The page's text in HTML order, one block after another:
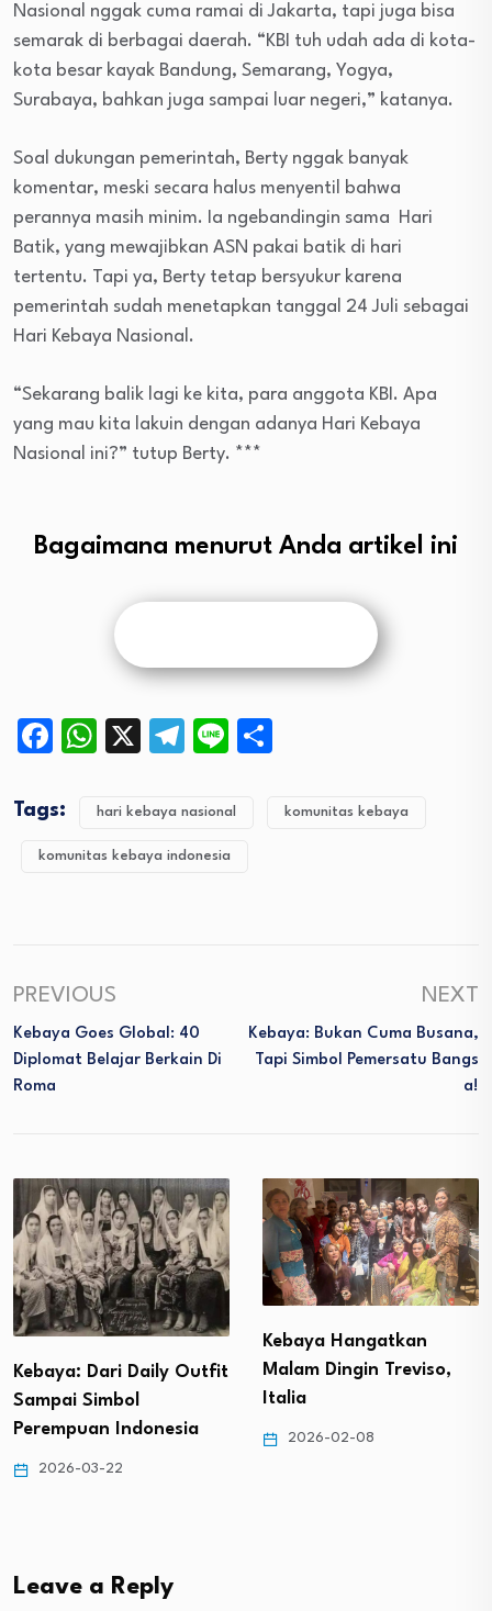
Nasional nggak cuma ramai di Jakarta, tapi juga bisa
semarak di berbagai daerah. “KBI tuh udah ada di kota-
kota besar kayak Bandung, Semarang, Yogya,
Surabaya, bahkan juga sampai luar negeri,” katanya.
Soal dukungan pemerintah, Berty nggak banyak
komentar, meski secara halus menyentil bahwa
perannya masih minim. Ia ngebandingin sama Hari
Batik, yang mewajibkan ASN pakai batik di hari
tertentu. Tapi ya, Berty tetap bersyukur karena
pemerintah sudah menetapkan tanggal 24 Juli sebagai
Hari Kebaya Nasional.
“Sekarang balik lagi ke kita, para anggota KBI. Apa
yang mau kita lakuin dengan adanya Hari Kebaya
Nasional ini?” tutup Berty. ***
Bagaimana menurut Anda artikel ini
Facebook
WhatsApp
X Telegram
Line
Tags: hari kebaya nasional komunitas kebaya
komunitas kebaya indonesia
PREVIOUS
Kebaya Goes Global: 40
Diplomat Belajar Berkain Di
Roma
NEXT
Kebaya: Bukan Cuma Busana,
Tapi Simbol Pemersatu Bangs
A!
Kebaya: Dari Daily Outfit
Sampai Simbol
Perempuan Indonesia
2026-03-22
Kebaya Hangatkan
Malam Dingin Treviso,
Italia
2026-02-08
Leave a Reply